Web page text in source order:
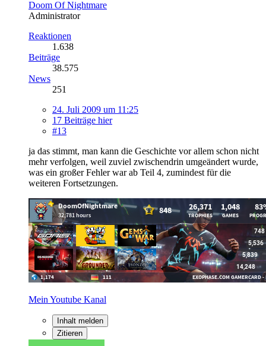
Doom Of Nightmare
Administrator
Reaktionen
1.638
Beiträge
38.575
News
251
24. Juli 2009 um 11:25
17 Beiträge hier
#13
ja das stimmt, man kann die Geschichte vor allem schon nicht
mehr verfolgen, weil zuviel zwischendrin umgeändert wurde,
was ein großer Fehler war ab Teil 4, zumindest für die
weiteren Fortsetzungen.
Mein Youtube Kanal
Inhalt melden
Zitieren